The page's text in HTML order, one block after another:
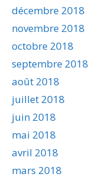
décembre 2018
novembre 2018
octobre 2018
septembre 2018
août 2018
juillet 2018
juin 2018
mai 2018
avril 2018
mars 2018